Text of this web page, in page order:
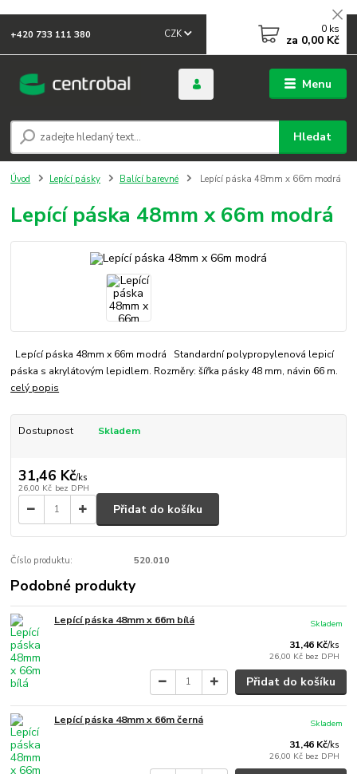
Menu
CZK
Hledat
+420 733 111 380 0 ks
za 0,00 Kč
Úvod Lepící pásky Balící barevné Lepící páska 48mm x 66m modrá
Lepící páska 48mm x 66m modrá
Lepící páska 48mm x 66m modrá Standardní polypropylenová lepicí
páska s akrylátovým lepidlem. Rozměry: šířka pásky 48 mm, návin 66 m.
celý popis
Dostupnost Skladem
31,46 Kč/ks
26,00 Kč bez DPH
Přidat do košíku
Číslo produktu: 520.010
Podobné produkty
Lepící páska 48mm x 66m bílá
31,46 Kč/ks
26,00 Kč bez DPH
Skladem
Přidat do košíku
Lepící páska 48mm x 66m černá
31,46 Kč/ks
26,00 Kč bez DPH
Skladem